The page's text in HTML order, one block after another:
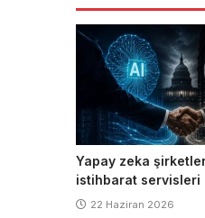
Yapay zeka
istihbarat servisleri
22 Haziran 2026